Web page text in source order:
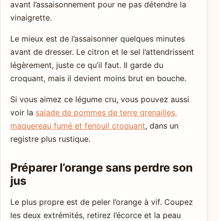
avant l’assaisonnement pour ne pas détendre la
vinaigrette.
Le mieux est de l’assaisonner quelques minutes
avant de dresser. Le citron et le sel l’attendrissent
légèrement, juste ce qu’il faut. Il garde du
croquant, mais il devient moins brut en bouche.
Si vous aimez ce légume cru, vous pouvez aussi
voir la salade de pommes de terre grenailles,
maquereau fumé et fenouil croquant, dans un
registre plus rustique.
Préparer l’orange sans perdre son
jus
Le plus propre est de peler l’orange à vif. Coupez
les deux extrémités, retirez l’écorce et la peau